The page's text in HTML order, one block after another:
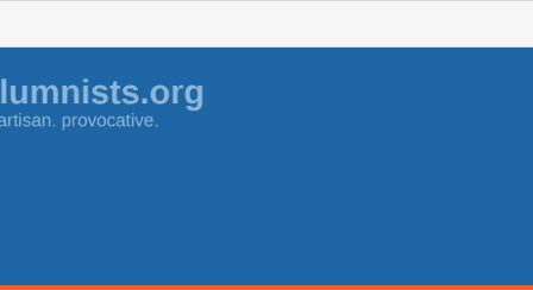
to
content